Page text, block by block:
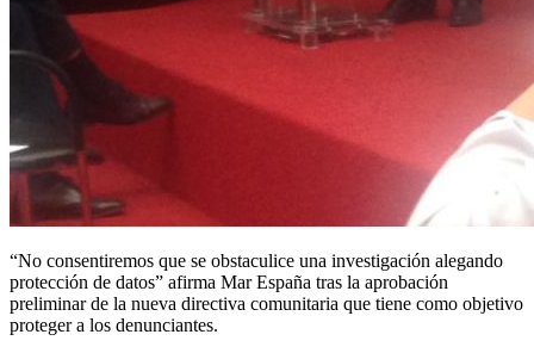
“No consentiremos que se obstaculice una investigación alegando
protección de datos” afirma Mar España tras la aprobación
preliminar de la nueva directiva comunitaria que tiene como objetivo
proteger a los denunciantes.